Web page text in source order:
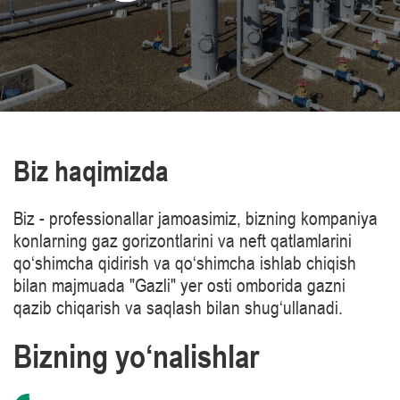
Biz haqimizda
Biz - professionallar jamoasimiz, bizning kompaniya
konlarning gaz gorizontlarini va neft qatlamlarini
qo‘shimcha qidirish va qo‘shimcha ishlab chiqish
bilan majmuada "Gazli" yer osti omborida gazni
qazib chiqarish va saqlash bilan shug‘ullanadi.
Bizning yo‘nalishlar